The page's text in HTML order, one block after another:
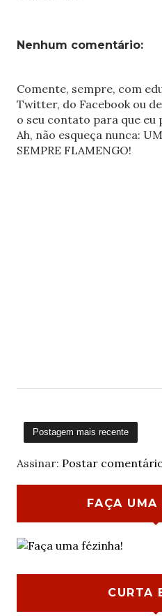
Nenhum comentário:
Comente, sempre, com
Twitter, do Facebook ou
o seu contato para que eu
Ah, não esqueça nunca:
SEMPRE FLAMENGO!
Postagem mais recente
Assinar: Postar
FAÇA UMA
CURTA